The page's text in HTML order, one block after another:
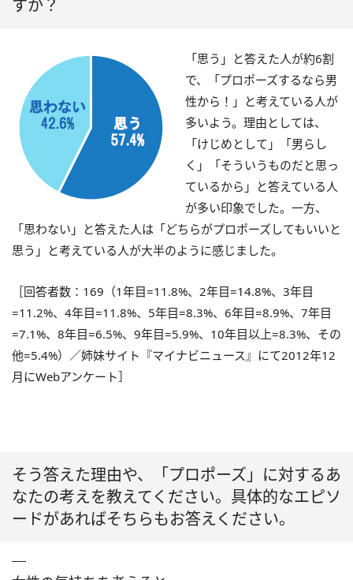
すか？
「思う」と答えた人が約6割
で、「プロポーズするなら男
性から！」と考えている人が
多いよう。理由としては、
「けじめとして」「男らし
く」「そういうものだと思っ
ているから」と答えている人
が多い印象でした。一方、
「思わない」と答えた人は「どちらがプロポーズしてもいいと
思う」と考えている人が大半のように感じました。
［回答者数：169（1年目=11.8%、2年目=14.8%、3年目
=11.2%、4年目=11.8%、5年目=8.3%、6年目=8.9%、7年目
=7.1%、8年目=6.5%、9年目=5.9%、10年目以上=8.3%、その
他=5.4%）／姉妹サイト『マイナビニュース』にて2012年12
月にWebアンケート］
そう答えた理由や、「プロポーズ」に対するあ
なたの考えを教えてください。具体的なエピソ
ードがあればそちらもお答えください。